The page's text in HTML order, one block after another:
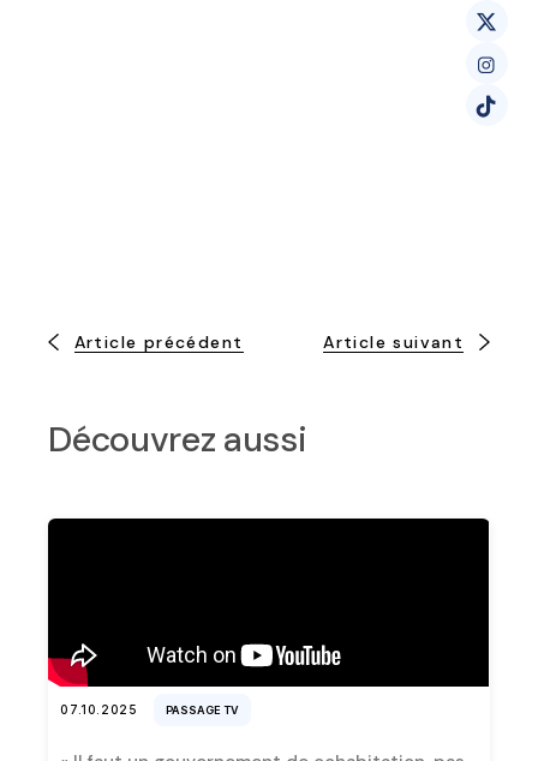
Article précédent Article suivant
Découvrez aussi
07.10.2025 PASSAGE TV